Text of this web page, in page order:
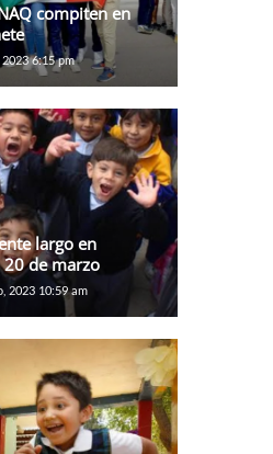
compiten en
6:15 pm
largo en
de marzo
2023 10:59 am